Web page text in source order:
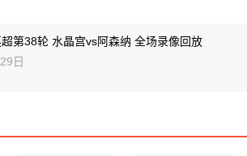
第38轮 水晶宫vs阿森纳 全场录像回放
日